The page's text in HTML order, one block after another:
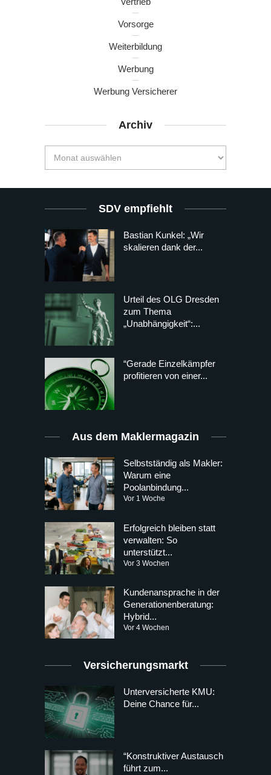
Vorsorge
Weiterbildung
Werbung
Werbung Versicherer
Archiv
SDV empfiehlt
Bastian Kunkel: „Wir
skalieren dank der...
Urteil des OLG Dresden
zum Thema
„Unabhängigkeit“:...
“Gerade Einzelkämpfer
profitieren von einer...
Aus dem Maklermagazin
Selbstständig als Makler:
Warum eine
Poolanbindung...
Vor 1 Woche
Erfolgreich bleiben statt
verwalten: So
unterstützt...
Vor 3 Wochen
Kundenansprache in der
Generationenberatung:
Hybrid...
Vor 4 Wochen
Versicherungsmarkt
Unterversicherte KMU:
Deine Chance für...
“Konstruktiver Austausch
führt zum...